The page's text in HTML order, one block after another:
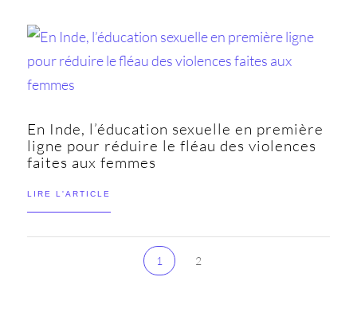
En Inde, l’éducation sexuelle en première
ligne pour réduire le fléau des violences
faites aux femmes
LIRE L'ARTICLE
1 2